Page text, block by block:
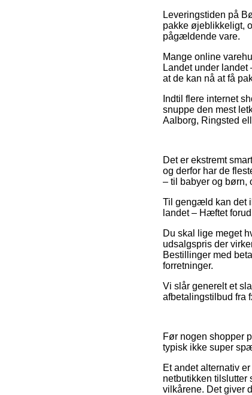
Leveringstiden på
pakke øjeblikkeligt,
pågældende vare.
Mange online
Landet under
at de kan nå at få
Indtil flere internet
snuppe den mest
Aalborg, Ringsted
Det er ekstremt
og derfor har de
– til babyer og børn,
Til gengæld kan det
landet – Hæftet
Du skal lige meget
udsalgspris der
Bestillinger med
forretninger.
Vi slår generelt et
afbetalingstilbud fra
Før nogen shopper
typisk ikke super
Et andet alternativ
netbutikken tilslutter
vilkårene. Det giver